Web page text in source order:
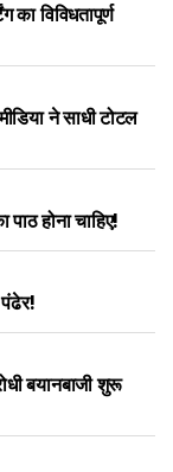
विविधतापूर्ण
ने साधी टोटल
होना चाहिए!
बयानबाजी शुरू